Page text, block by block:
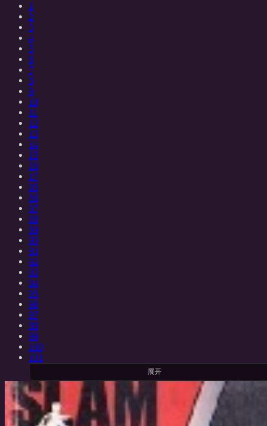
1
2
3
4
5
6
7
8
9
10
11
12
13
14
15
16
17
85
86
87
88
89
90
91
92
93
94
95
96
97
98
99
100
101
展开